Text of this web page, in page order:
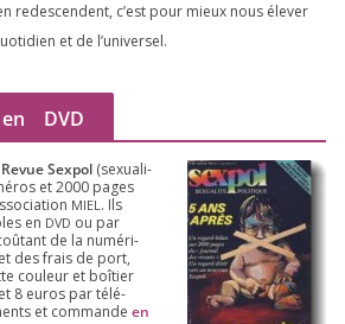
redes­cendent, c’est pour mieux nous éle­ver
et de l’universel.
DVD
Sex­pol (sexua­li­
et2000 pages
MIEL. Ils
en DVD ou par
de la numé­ri­
des frais de port,
cou­leur et boî­tier
8 euros par télé­
et com­mande en